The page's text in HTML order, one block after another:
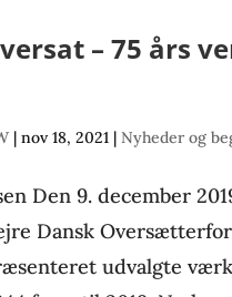
– 75 års
|nov 18, 2021 |Nyheder og
Den 9. december
Dansk
udvalgte